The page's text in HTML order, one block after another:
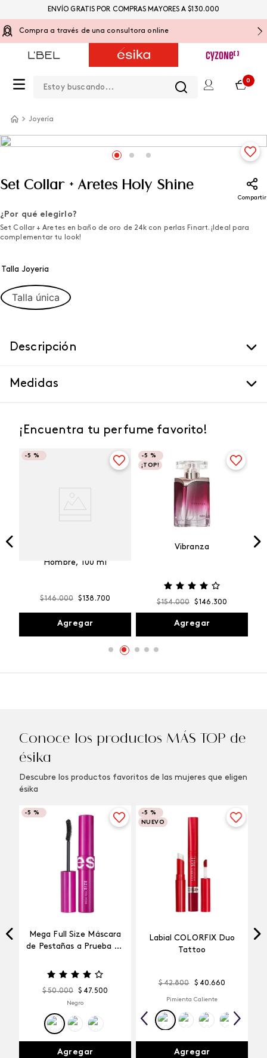
Compra a través de una consultora online
0
ENVÍO GRATIS POR COMPRAS MAYORES A $130.000
Joyería
Set Collar + Aretes Holy Shine
Compartir
¿Por qué elegirlo?
Set Collar + Aretes en baño de oro de 24k con perlas Finart. ¡Ideal para
complementar tu look!
Talla Joyeria
Talla única
Descripción
Medidas
¡Encuentra tu perfume favorito!
-5 %
Hombre, 100 ml
$146.000 $138 .700
Agregar
-5 %
¡TOP!
Vibranza
$154.000 $146 .300
Agregar
Conoce los productos MÁS TOP de
ésika
Descubre los productos favoritos de las mujeres que eligen
ésika
-5 %
Mega Full Size Máscara
de Pestañas a Prueba de
$ 50.000 $ 47. 500
Negro
Agregar
-5 %
NUEVO
Labial COLORFIX Duo
Tattoo
$ 42.800 $ 40.660
Pimienta Caliente
Agregar